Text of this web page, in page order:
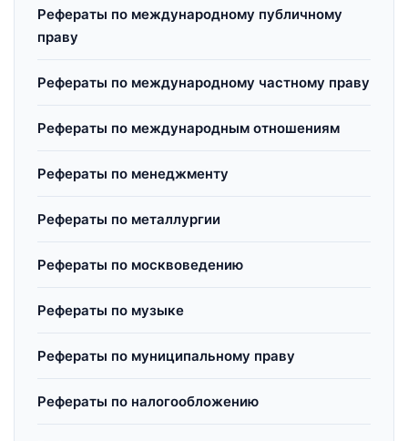
Рефераты по международному публичному
праву
Рефераты по международному частному праву
Рефераты по международным отношениям
Рефераты по менеджменту
Рефераты по металлургии
Рефераты по москвоведению
Рефераты по музыке
Рефераты по муниципальному праву
Рефераты по налогообложению